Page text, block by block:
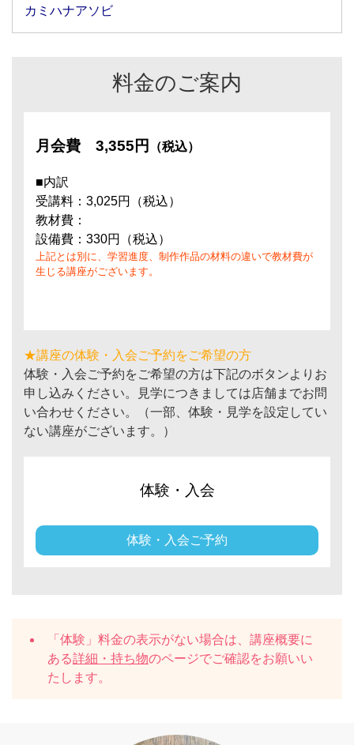
カミハナアソビ
料金のご案内
月会費 3,355円 （税込）
■内訳
受講料：3,025円（税込）
教材費：
設備費：330円（税込）
上記とは別に、学習進度、制作作品の材料の違いで教材費が
生じる講座がございます。
★講座の体験・入会ご予約をご希望の方
体験・入会ご予約をご希望の方は下記のボタンよりお
申し込みください。見学につきましては店舗までお問
い合わせください。（一部、体験・見学を設定してい
ない講座がございます。）
体験・入会
体験・入会ご予約
「体験」料金の表示がない場合は、講座概要に
ある詳細・持ち物のページでご確認をお願いい
たします。